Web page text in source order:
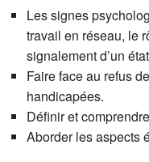
Les signes
travail en réseau, le
signalement d’un
Faire face au refus
handicapées.
Définir et
Aborder les aspects